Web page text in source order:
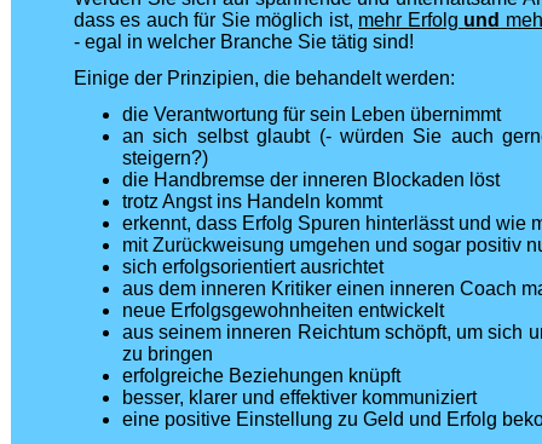
dass es auch für Sie möglich ist, mehr Erfolg und
- egal in welcher Branche Sie tätig sind!
Einige der Prinzipien, die behandelt werden:
die Verantwortung für sein Leben übernimmt
an sich selbst glaubt (- würden Sie auch
steigern?)
die Handbremse der inneren Blockaden löst
trotz Angst ins Handeln kommt
erkennt, dass Erfolg Spuren hinterlässt und wie
mit Zurückweisung umgehen und sogar positiv
sich erfolgsorientiert ausrichtet
aus dem inneren Kritiker einen inneren Coach
neue Erfolgsgewohnheiten entwickelt
aus seinem inneren Reichtum schöpft, um sich
zu bringen
erfolgreiche Beziehungen knüpft
besser, klarer und effektiver kommuniziert
eine positive Einstellung zu Geld und Erfolg